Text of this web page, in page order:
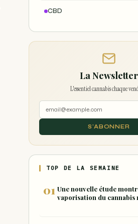
CBD
La Newsletter
L'essentiel cannabis chaque
S'ABONNER
TOP DE LA SEMAINE
Une nouvelle étude
vaporisation du cannabis